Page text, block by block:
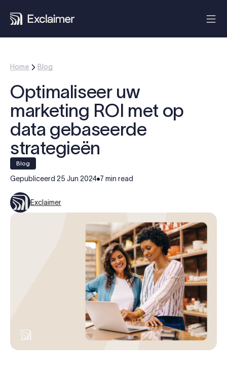
Home Blog
Optimaliseer uw
marketing ROI met op
data gebaseerde
strategieën
blog
Gepubliceerd 25 Jun 2024 7 min read
Exclaimer